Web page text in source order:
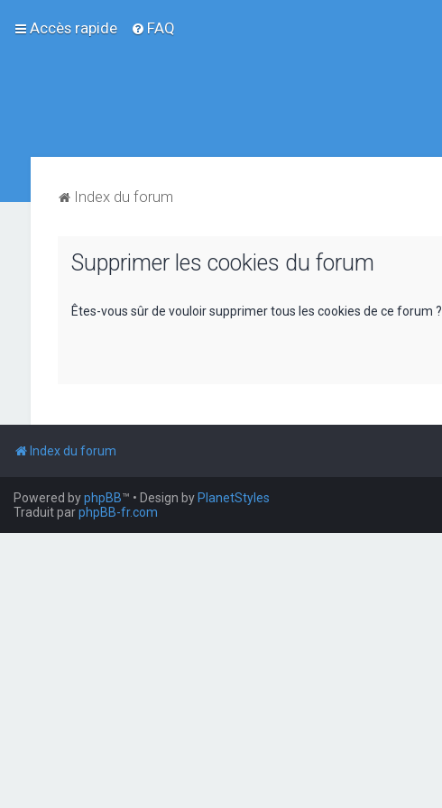
Accès rapide FAQ
Index du forum
Supprimer les cookies du forum
Êtes-vous sûr de vouloir supprimer tous les cookies de ce forum ?
Index du forum
Powered byphpBB™ • Design by PlanetStyles
Traduit parphpBB-fr.com